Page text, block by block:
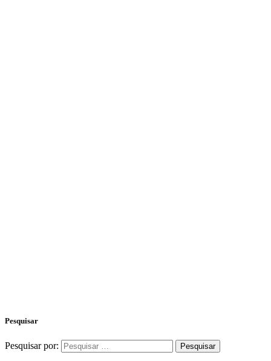
Pesquisar
Pesquisar por: